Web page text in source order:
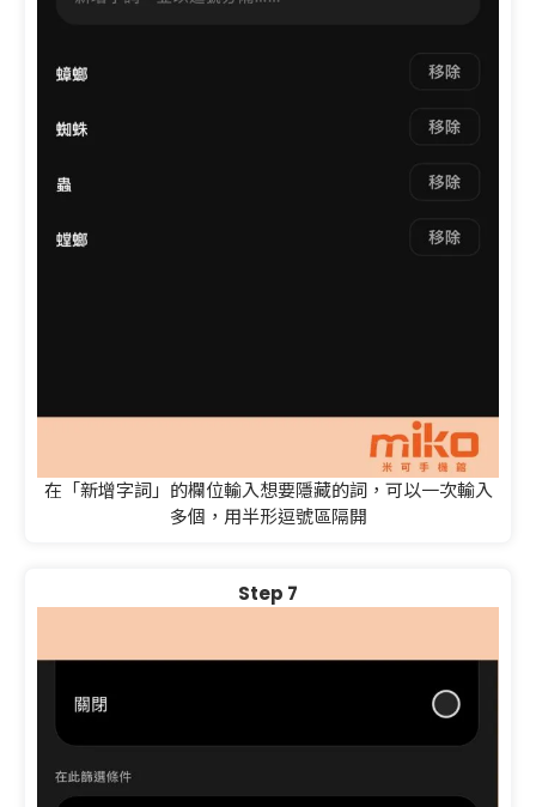
在「新增字詞」的欄位輸入想要隱藏的詞，可以一次輸入
多個，用半形逗號區隔開
Step 7